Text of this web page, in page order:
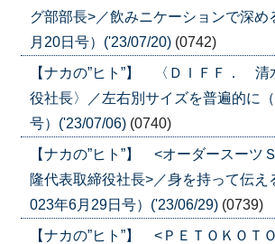
グ部部長>／飲みニケーションで深め
月20日号）('23/07/20) (0742)
【ナカの”ヒト”】 〈ＤＩＦＦ． 清
役社長〉／左右別サイズを普遍的に
号）('23/07/06) (0740)
【ナカの”ヒト”】 <オーダースー
隆代表取締役社長>／身を持って伝え
023年6月29日号）('23/06/29) (0739)
【ナカの”ヒト”】 <ＰＥＴＯＫＯ